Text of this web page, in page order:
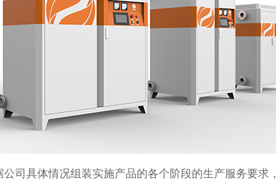
司具体情况组装实施产品的各个阶段的生产服务要求，